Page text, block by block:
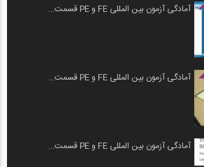
آمادگی آزمون بین المللی FE و PE قسمت...
آمادگی آزمون بین المللی FE و PE قسمت...
آمادگی آزمون بین المللی FE و PE قسمت...